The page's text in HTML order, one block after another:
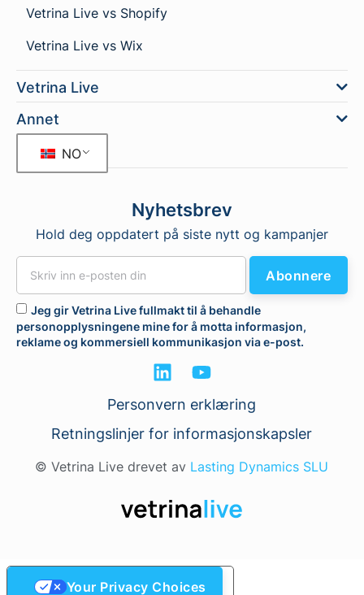
Vetrina Live vs Shopify
Vetrina Live vs Wix
Vetrina Live
Annet
NO
Nyhetsbrev
Hold deg oppdatert på siste nytt og kampanjer
Jeg gir Vetrina Live fullmakt til å behandle
personopplysningene mine for å motta informasjon,
reklame og kommersiell kommunikasjon via e-post.
Abonnere
Personvern erklæring
Retningslinjer for informasjonskapsler
© Vetrina Live drevet av Lasting Dynamics SLU
Your Privacy Choices